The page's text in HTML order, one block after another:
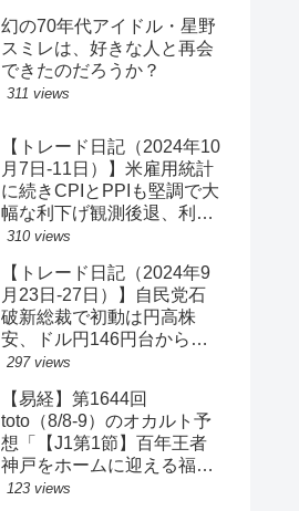
340】
幻の70年代アイドル・星野
スミレは、好きな人と再会
できたのだろうか？
311 views
【トレード日記（2024年10
月7日-11日）】米雇用統計
に続きCPIとPPIも堅調で大
幅な利下げ観測後退、利回
り上昇・ドル買い、ダウと
円149円台【ゆるゆる投機
339】
310 views
【トレード日記（2024年9
月23日-27日）】自民党石
破新総裁で初動は円高株
安、ドル円146円台から一
気に142円台へ【ゆるゆる
297 views
【易経】第1644回
toto（8/8-9）のオカルト予
想「【J1第1節】百年王者
神戸をホームに迎える福岡
がまさかの…？！【J2第1
123 views